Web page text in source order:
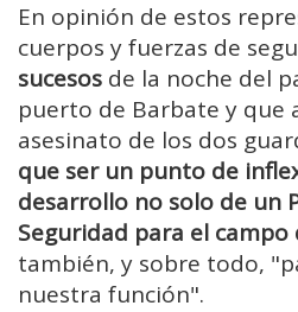
En opinión de estos
cuerpos y fuerzas de
sucesos de la noche del
puerto de Barbate y que
asesinato de los dos
que ser un punto de
desarrollo no solo de un
Seguridad para el
también, y sobre todo,
nuestra función".